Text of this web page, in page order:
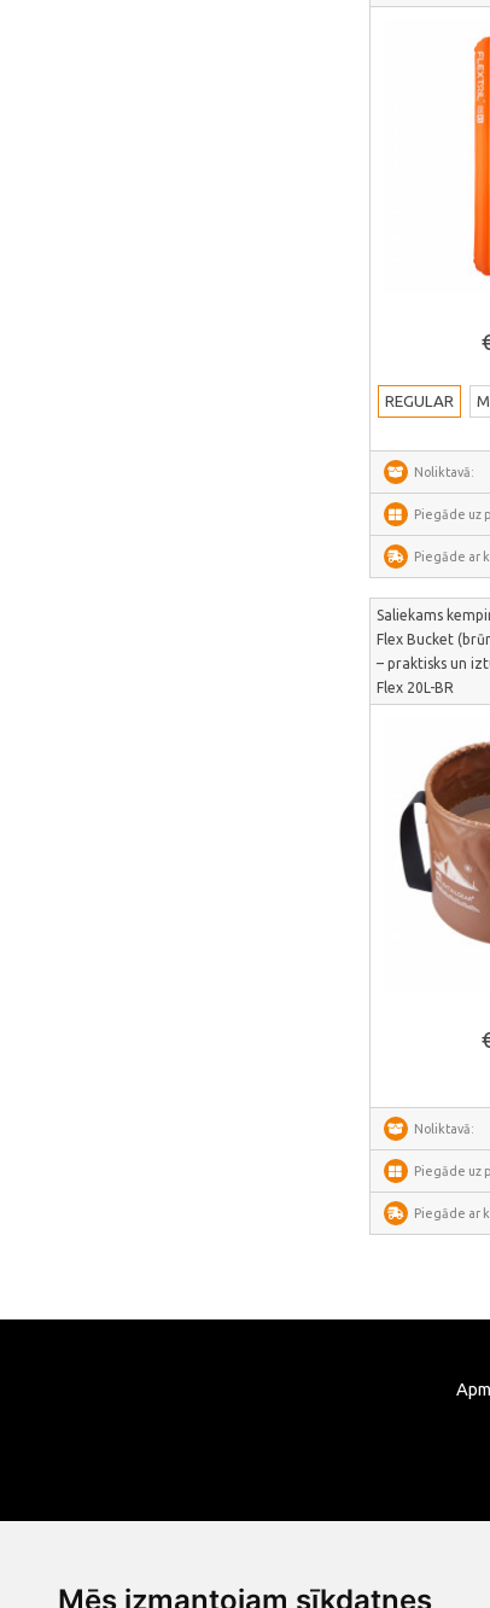
Mēs izmantojam sīkdatnes
REGULAR
Noliktavā:
Piegāde uz
Piegāde ar
Saliekams
Flex Bucket
– praktisks un
Flex 20L-BR
Noliktavā:
Piegāde uz
Piegāde ar